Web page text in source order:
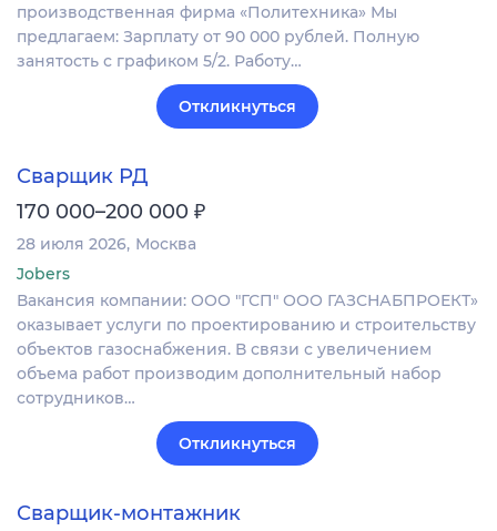
производственная фирма «Политехника» Мы
предлагаем: Зарплату от 90 000 рублей. Полную
занятость с графиком 5/2. Работу…
Откликнуться
Сварщик РД
170 000–200 000 ₽
28 июля 2026 Москва
Jobers
Вакансия компании: ООО "ГСП" ООО ГАЗСНАБПРОЕКТ»
оказывает услуги по проектированию и строительству
объектов газоснабжения. В связи с увеличением
объема работ производим дополнительный набор
сотрудников…
Откликнуться
Сварщик-монтажник